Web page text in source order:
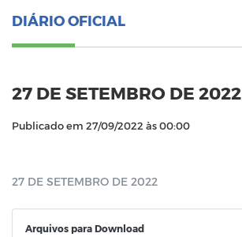
DIÁRIO OFICIAL
27 DE SETEMBRO DE 2022
Publicado em 27/09/2022 às 00:00
27 DE SETEMBRO DE 2022
Arquivos para Download